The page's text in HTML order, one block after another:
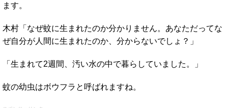
ます。
木村「なぜ蚊に生まれたのか分かりません。あなただってな
ぜ自分が人間に生まれたのか、分からないでしょ？」
「生まれて2週間、汚い水の中で暮らしていました。」
蚊の幼虫はボウフラと呼ばれますね。